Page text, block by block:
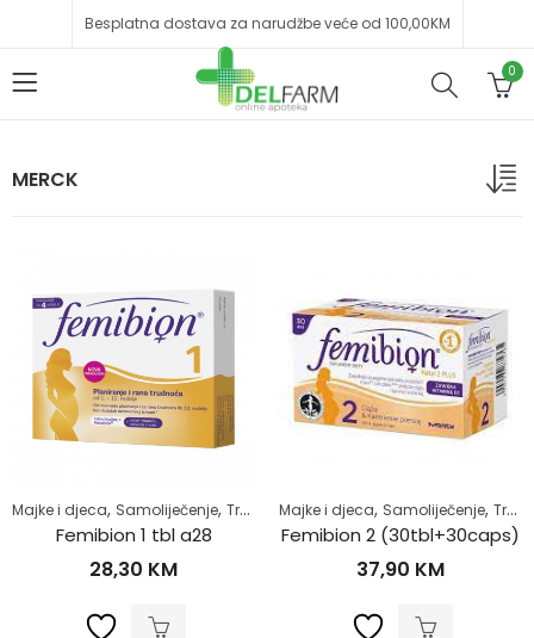
Besplatna dostava za narudžbe veće od 100,00KM
0
MERCK
Majke i djeca, Samoliječenje, Trudnice ,Trudnoća, Zdrav život
Femibion 1 tbl a28
28,30 KM
Majke i djeca, Samoliječenje, Trudnice
Femibion 2 (30tbl+30caps)
37,90 KM